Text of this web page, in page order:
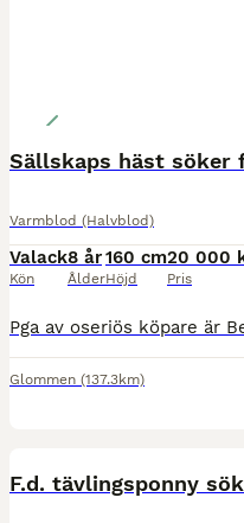
Sällskaps häst söker
Varmblod (Halvblod)
Valack
Kön
8 år
Ålder
160 cm
Höjd
20 000
Pris
Glommen (137.3km)
F.d. tävlingsponny